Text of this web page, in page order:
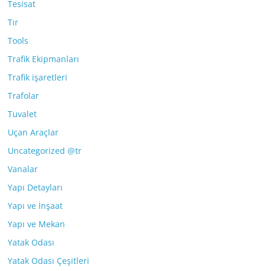
Tesisat
Tır
Tools
Trafik Ekipmanları
Trafik işaretleri
Trafolar
Tuvalet
Uçan Araçlar
Uncategorized @tr
Vanalar
Yapı Detayları
Yapı ve İnşaat
Yapı ve Mekan
Yatak Odası
Yatak Odası Çeşitleri